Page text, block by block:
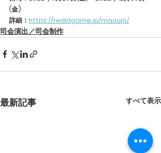
(金)
詳細： https://realdgame.jp/maoujo/
司会演出／司会制作
最新記事 すべて表示